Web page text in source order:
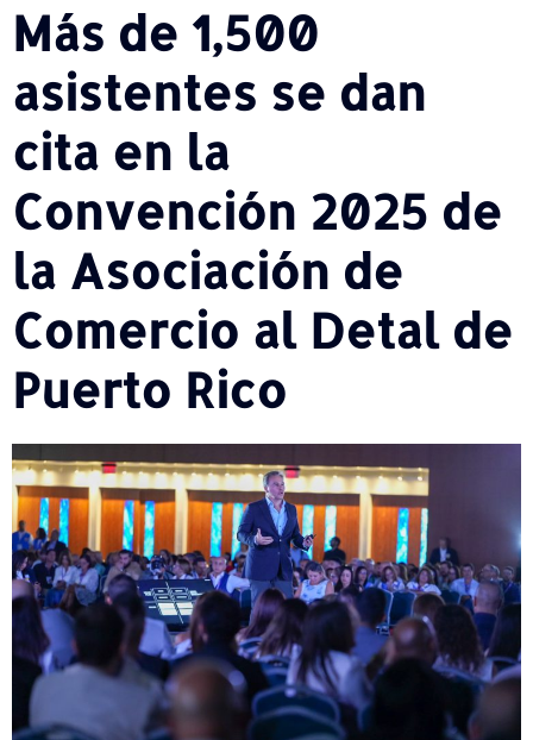
Más de 1,500
asistentes se dan
cita en la
Convención 2025 de
la Asociación de
Comercio al Detal de
Puerto Rico